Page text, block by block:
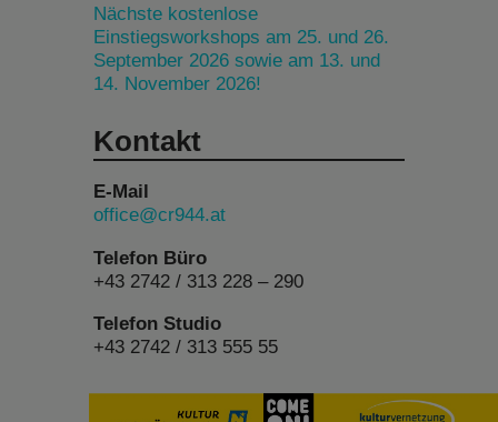
Nächste kostenlose
Einstiegsworkshops am 25. und 26.
September 2026 sowie am 13. und
14. November 2026!
Kontakt
E-Mail
office@cr944.at
Telefon Büro
+43 2742 / 313 228 – 290
Telefon Studio
+43 2742 / 313 555 55